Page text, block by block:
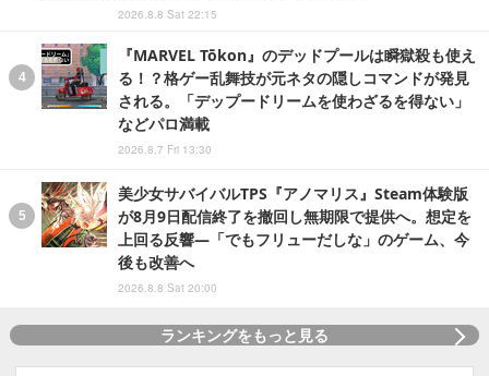
2026.8.8 Sat 22:15
『MARVEL Tōkon』のデッドプールは瞬獄殺も使え
る！？格ゲー乱舞技が元ネタの隠しコマンドが発見
される。「デップードリームを使わざるを得ない」
などパロ満載
2026.8.7 Fri 13:30
美少女サバイバルTPS『アノマリス』Steam体験版
が8月9日配信終了を撤回し無期限で提供へ。想定を
上回る反響―「でもフリューだしな」のゲーム、今
後も改善へ
2026.8.8 Sat 20:00
ランキングをもっと見る